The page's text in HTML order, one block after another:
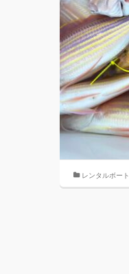
レンタルボート